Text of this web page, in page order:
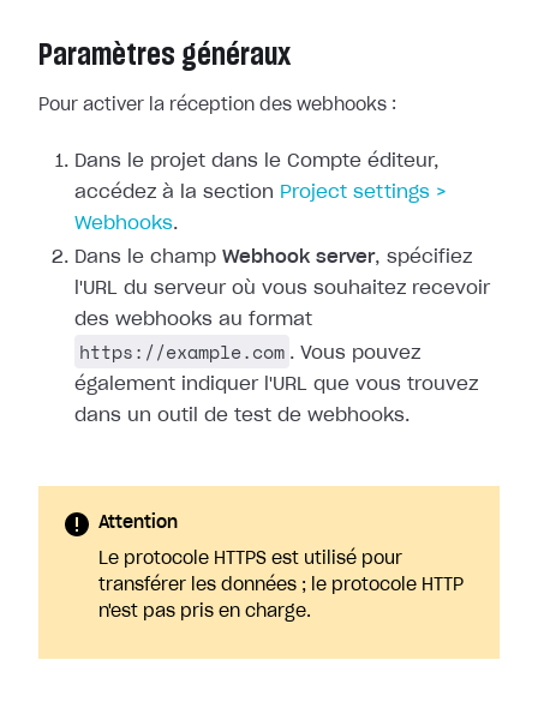
Paramètres généraux
Pour activer la réception des webhooks :
Dans le projet dans le Compte éditeur,
accédez à la section Project settings >
Webhooks.
Dans le champ Webhook server, spécifiez
l'URL du serveur où vous souhaitez recevoir
des webhooks au format
https://example.com . Vous pouvez
également indiquer l'URL que vous trouvez
dans un outil de test de webhooks.
Attention
Le protocole HTTPS est utilisé pour
transférer les données ; le protocole HTTP
n'est pas pris en charge.